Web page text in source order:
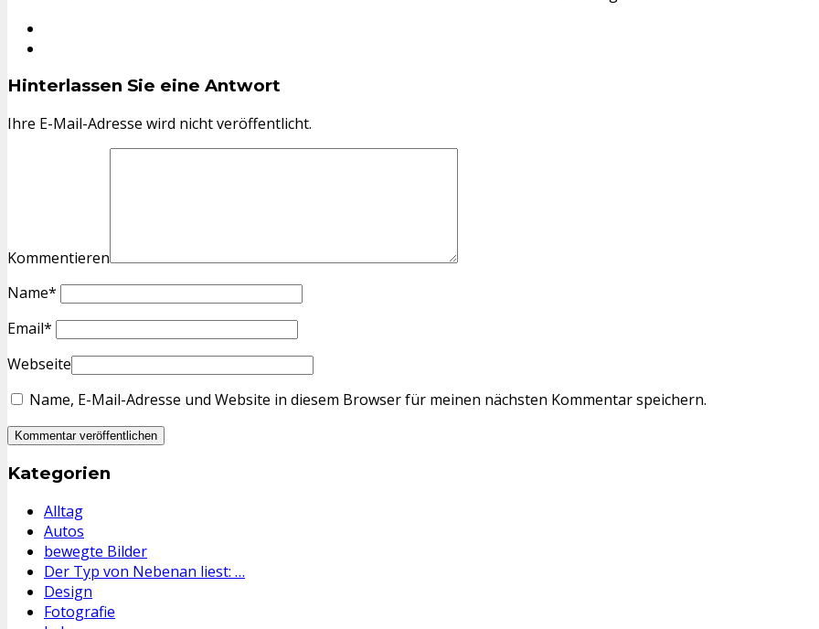
Hinterlassen Sie eine Antwort
Ihre E-Mail-Adresse wird nicht veröffentlicht.
Kommentieren
Name*
Email*
Webseite
Name, E-Mail-Adresse und Website in diesem Browser für meinen nächsten Kommentar speichern.
Kategorien
Alltag
Autos
bewegte Bilder
Der Typ von Nebenan liest: …
Design
Fotografie